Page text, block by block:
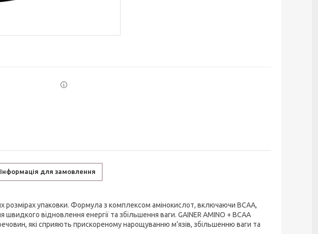
Інформація для замовлення
розмірах упаковки. Формула з комплексом амінокислот, включаючи BCAA,
відновлення енергії та збільшення ваги. GAINER AMINO + BCAA
які сприяють прискореному нарощуванню м’язів, збільшенню ваги та